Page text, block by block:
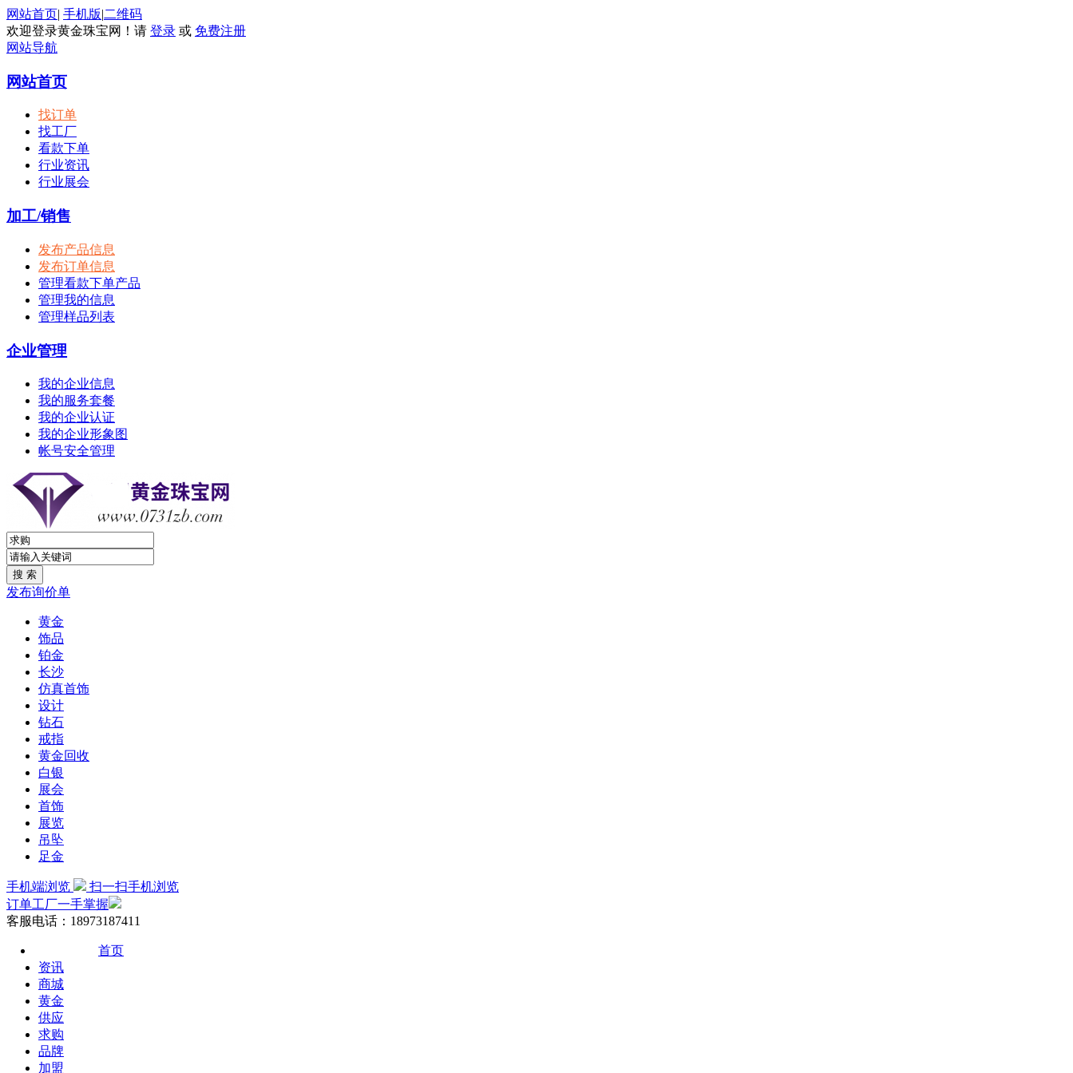
网站首页| 手机版|二维码
欢迎登录黄金珠宝网！请 登录 或 免费注册
网站导航
网站首页
找订单
找工厂
看款下单
行业资讯
行业展会
加工/销售
发布产品信息
发布订单信息
管理看款下单产品
管理我的信息
管理样品列表
企业管理
我的企业信息
我的服务套餐
我的企业认证
我的企业形象图
帐号安全管理
发布询价单
黄金
饰品
铂金
长沙
仿真首饰
设计
钻石
戒指
黄金回收
白银
展会
首饰
展览
吊坠
足金
手机端浏览
扫一扫手机浏览
订单工厂一手掌握
客服电话：18973187411
首页
资讯
商城
黄金
供应
求购
品牌
加盟